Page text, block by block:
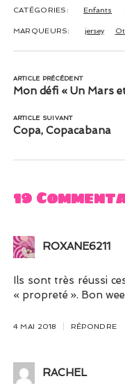
CATÉGORIES: Enfants
MARQUEURS: jersey
ARTICLE PRÉCÉDENT
Mon défi « Un Mars
ARTICLE SUIVANT
Copa, Copacabana
19
ROXANE6211
Ils sont très réussi
« propreté ». Bon
4 MAI 2018 RÉPONDRE
RACHEL